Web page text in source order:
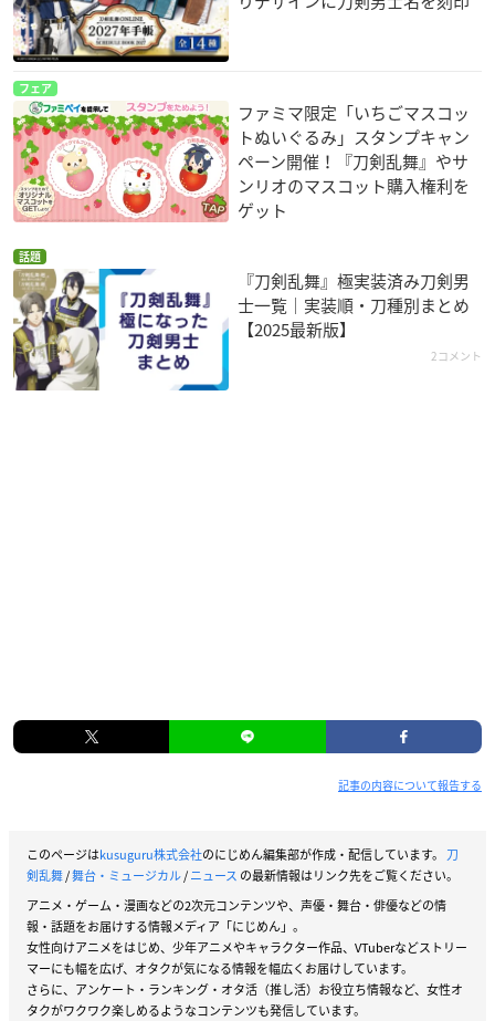
今作では、複数の回替わり演出企画を用意しており、 毎回
異なる要素をお楽しみいただける趣向を盛り込んでいます。
witter.com/tFvAzXqQwo
— ミュージカル『刀剣乱舞』公式 (@musical_touken)Nov
ember 30, 2020
【五周年記念 壽 乱舞音曲祭】グッズラインナップを公開し
ました！ #刀ミュ https://t.co/6zNqK8J0N4
— ミュージカル『刀剣乱舞』公式 (@musical_touken)Nov
ember 30, 2020
フェア
ファミマ限定「いちごマスコッ
トぬいぐるみ」スタンプキャン
ペーン開催！『刀剣乱舞』やサ
ンリオのマスコット購入権利を
ゲット
話題
『刀剣乱舞』極実装済み刀剣男
士一覧｜実装順・刀種別まとめ
【2025最新版】
2コメント
記事の内容について報告する
このページはkusuguru株式会社のにじめん編集部が作成・配信しています。 刀
剣乱舞/舞台・ミュージカル/ニュース の最新情報はリンク先をご覧ください。
アニメ・ゲーム・漫画などの2次元コンテンツや、声優・舞台・俳優などの情
報・話題をお届けする情報メディア「にじめん」。
女性向けアニメをはじめ、少年アニメやキャラクター作品、VTuberなどストリー
マーにも幅を広げ、オタクが気になる情報を幅広くお届けしています。
さらに、アンケート・ランキング・オタ活（推し活）お役立ち情報など、女性オ
タクがワクワク楽しめるようなコンテンツも発信しています。